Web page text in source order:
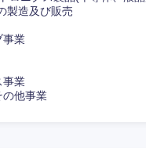
製造及び販売
事業
事業
の他事業